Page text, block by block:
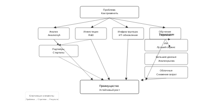
Проблема
Как применять
Анализ
Анализ ЦА
Инвестиции
R&D
Инфраструктура
ИТ-обновление
Обучение
Персонал
Партнёры
Стартапы
Технологии
ИИ
Лучший сервис
Большие данные
Анализ рынка
Облачные
Снижение затрат
Преимущество
Устойчивый рост
Ключевые элементы
Проблема → Стратегии → Результат